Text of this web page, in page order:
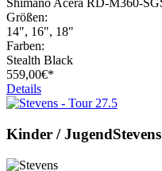
Shimano Acera RD-M360-
Größen:
14", 16", 18"
Farben:
Stealth Black
559,00€*
Details
Kinder / JugendStevens